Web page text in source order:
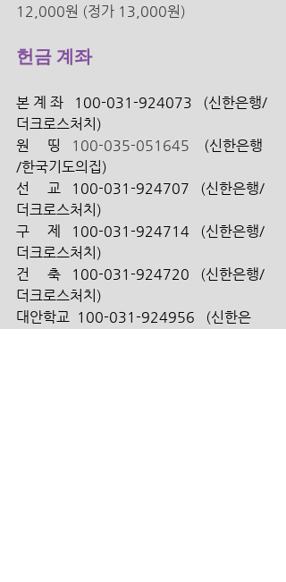
12,000원 (정가 13,000원)
헌금 계좌
본 계 좌   100-031-924073   (신한은행/
더크로스처치)
원     띵
100-035-051645
   (신한은행
/한국기도의집)
선     교   100-031-924707   (신한은행/
더크로스처치)
구     제   100-031-924714   (신한은행/
더크로스처치)
건     축   100-031-924720   (신한은행/
더크로스처치)
대안학교  100-031-924956   (신한은